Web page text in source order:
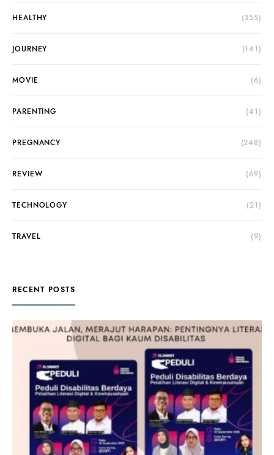
HEALTHY (355)
JOURNEY (141)
MOVIE (6)
PARENTING (41)
PREGNANCY (248)
REVIEW (69)
TECHNOLOGY (21)
TRAVEL (9)
RECENT POSTS